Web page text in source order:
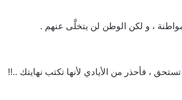
، و لكن الوطن لن يتخلَّى عنهم .
، فأحذر من الأيادي لأنها تكتب نهايتك ..!!